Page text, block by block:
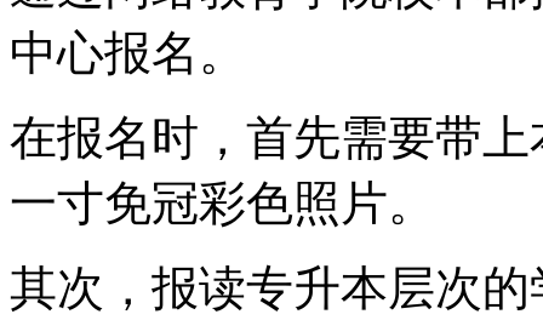
中心报名。
在报名时，首先需要带
一寸免冠彩色照片。
其次，报读专升本层次